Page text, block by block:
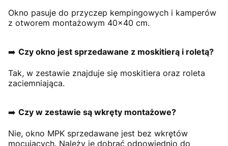
Okno pasuje do przyczep kempingowych i kamperów
z otworem montażowym 40x40 cm.
➡️ Czy okno jest sprzedawane z moskitierą i roletą?
Tak, w zestawie znajduje się moskitiera oraz roleta
zaciemniająca.
➡️ Czy w zestawie są wkręty montażowe?
Nie, okno MPK sprzedawane jest bez wkrętów
mocujących. Należy je dobrać odpowiednio do